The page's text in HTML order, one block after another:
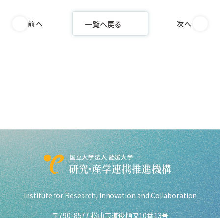
前へ 一覧へ戻る 次へ
Institute for Research,Innovation and Collaboration
〒790-8577 松山市道後樋又10番13号